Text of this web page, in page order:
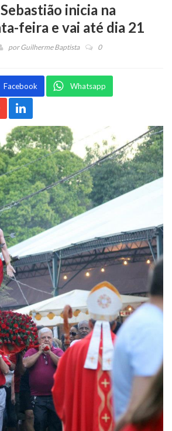
inicia na
feira e vai até dia 21
porGuilherme Baptista 0
Facebook Whatsapp